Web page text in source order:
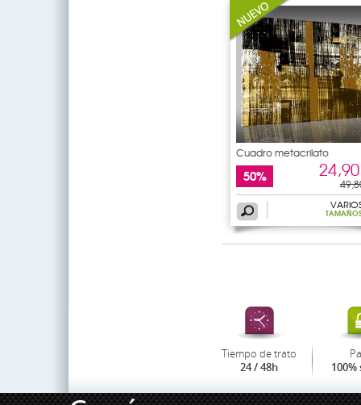
Cuadro metacrilato
abstracto
50%
Tiempo de trato
24 / 48h 100%